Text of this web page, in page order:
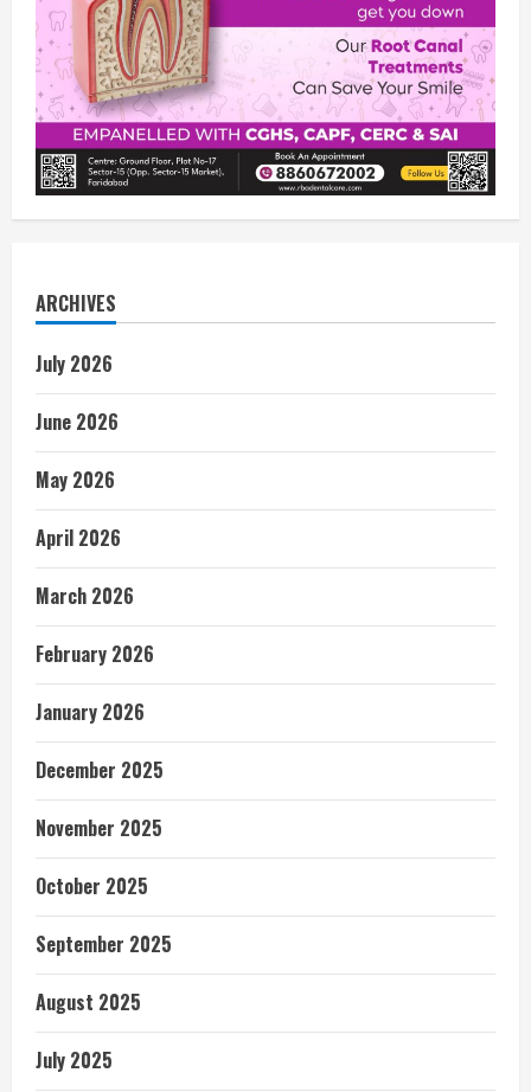
ARCHIVES
July 2026
June 2026
May 2026
April 2026
March 2026
February 2026
January 2026
December 2025
November 2025
October 2025
September 2025
August 2025
July 2025